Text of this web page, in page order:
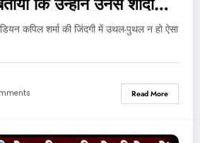
कपिल शर्मा की जिंदगी में उथल-पुथल न हो ऐसा
Read More